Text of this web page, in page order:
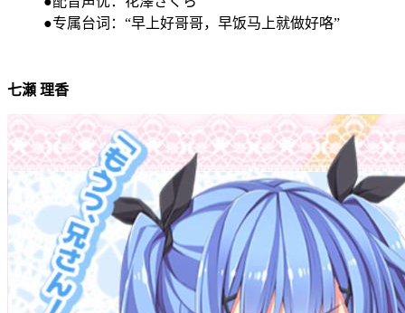
●专属台词：“早上好哥哥，早饭马上就做好咯”
七瀬 理香